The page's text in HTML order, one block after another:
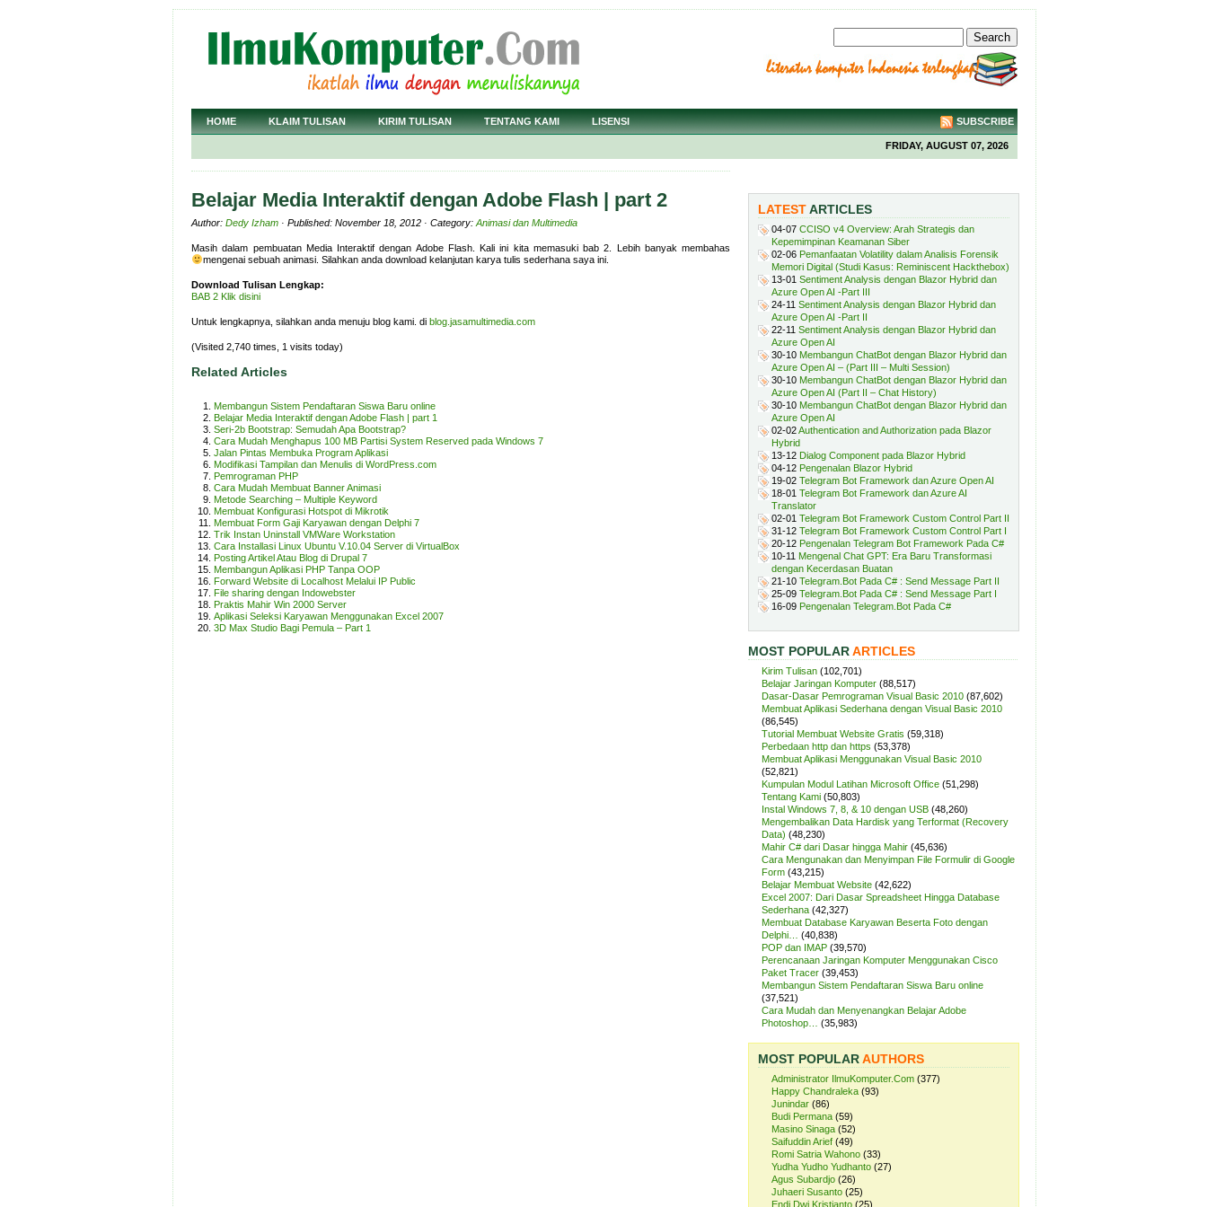
HOME KLAIM TULISAN KIRIM TULISAN TENTANG KAMI LISENSI SUBSCRIBE
FRIDAY, AUGUST 07, 2026
Belajar Media Interaktif dengan Adobe Flash | part 2
Author: Dedy Izham · Published: November 18, 2012 · Category: Animasi dan Multimedia
Masih dalam pembuatan Media Interaktif dengan Adobe Flash. Kali ini kita memasuki bab 2. Lebih banyak membahas
mengenai sebuah animasi. Silahkan anda download kelanjutan karya tulis sederhana saya ini.
Download Tulisan Lengkap:
BAB 2 Klik disini
Untuk lengkapnya, silahkan anda menuju blog kami. di blog.jasamultimedia.com
(Visited 2,740 times, 1 visits today)
Related Articles
Membangun Sistem Pendaftaran Siswa Baru online
Belajar Media Interaktif dengan Adobe Flash | part 1
Seri-2b Bootstrap: Semudah Apa Bootstrap?
Cara Mudah Menghapus 100 MB Partisi System Reserved pada Windows 7
Jalan Pintas Membuka Program Aplikasi
Modifikasi Tampilan dan Menulis di WordPress.com
Pemrograman PHP
Cara Mudah Membuat Banner Animasi
Metode Searching – Multiple Keyword
Membuat Konfigurasi Hotspot di Mikrotik
Membuat Form Gaji Karyawan dengan Delphi 7
Trik Instan Uninstall VMWare Workstation
Cara Installasi Linux Ubuntu V.10.04 Server di VirtualBox
Posting Artikel Atau Blog di Drupal 7
Membangun Aplikasi PHP Tanpa OOP
Forward Website di Localhost Melalui IP Public
File sharing dengan Indowebster
Praktis Mahir Win 2000 Server
Aplikasi Seleksi Karyawan Menggunakan Excel 2007
3D Max Studio Bagi Pemula – Part 1
LATESTARTICLES
04-07 CCISO v4 Overview: Arah Strategis dan
Kepemimpinan Keamanan Siber
02-06 Pemanfaatan Volatility dalam Analisis Forensik
Memori Digital (Studi Kasus: Reminiscent Hackthebox)
13-01 Sentiment Analysis dengan Blazor Hybrid dan
Azure Open AI -Part III
24-11 Sentiment Analysis dengan Blazor Hybrid dan
Azure Open AI -Part II
22-11 Sentiment Analysis dengan Blazor Hybrid dan
Azure Open AI
30-10 Membangun ChatBot dengan Blazor Hybrid dan
Azure Open AI – (Part III – Multi Session)
30-10 Membangun ChatBot dengan Blazor Hybrid dan
Azure Open AI (Part II – Chat History)
30-10 Membangun ChatBot dengan Blazor Hybrid dan
Azure Open AI
02-02Authentication and Authorization pada Blazor
Hybrid
13-12 Dialog Component pada Blazor Hybrid
04-12 Pengenalan Blazor Hybrid
19-02 Telegram Bot Framework dan Azure Open AI
18-01 Telegram Bot Framework dan Azure AI
Translator
02-01 Telegram Bot Framework Custom Control Part II
31-12 Telegram Bot Framework Custom Control Part I
20-12 Pengenalan Telegram Bot Framework Pada C#
10-11 Mengenal Chat GPT: Era Baru Transformasi
dengan Kecerdasan Buatan
21-10 Telegram.Bot Pada C# : Send Message Part II
25-09 Telegram.Bot Pada C# : Send Message Part I
16-09 Pengenalan Telegram.Bot Pada C#
MOST POPULARARTICLES
Kirim Tulisan (102,701)
Belajar Jaringan Komputer (88,517)
Dasar-Dasar Pemrograman Visual Basic 2010 (87,602)
Membuat Aplikasi Sederhana dengan Visual Basic 2010
(86,545)
Tutorial Membuat Website Gratis (59,318)
Perbedaan http dan https (53,378)
Membuat Aplikasi Menggunakan Visual Basic 2010
(52,821)
Kumpulan Modul Latihan Microsoft Office (51,298)
Tentang Kami (50,803)
Instal Windows 7, 8, & 10 dengan USB (48,260)
Mengembalikan Data Hardisk yang Terformat (Recovery
Data) (48,230)
Mahir C# dari Dasar hingga Mahir (45,636)
Cara Mengunakan dan Menyimpan File Formulir di Google
Form (43,215)
Belajar Membuat Website (42,622)
Excel 2007: Dari Dasar Spreadsheet Hingga Database
Sederhana (42,327)
Membuat Database Karyawan Beserta Foto dengan
Delphi…
(40,838)
POP dan IMAP (39,570)
Perencanaan Jaringan Komputer Menggunakan Cisco
Paket Tracer (39,453)
Membangun Sistem Pendaftaran Siswa Baru online
(37,521)
Cara Mudah dan Menyenangkan Belajar Adobe
Photoshop…
(35,983)
MOST POPULARAUTHORS
Administrator IlmuKomputer.Com (377)
Happy Chandraleka (93)
Junindar (86)
Budi Permana (59)
Masino Sinaga (52)
Saifuddin Arief (49)
Romi Satria Wahono (33)
Yudha Yudho Yudhanto (27)
Agus Subardjo (26)
Juhaeri Susanto (25)
Endi Dwi Kristianto (25)